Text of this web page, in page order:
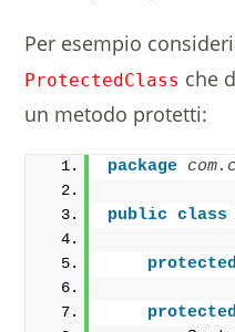
Per esempio
ProtectedClass che
un metodo protetti:
package
public class
protected
protected